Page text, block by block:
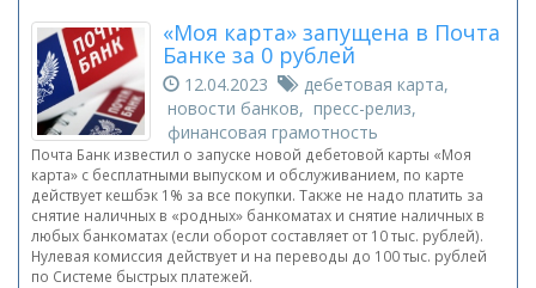
«Моя карта» запущена в Почта
Банке за 0 рублей
12.04.2023
дебетовая карта,
новости банков, пресс-релиз,
финансовая грамотность
Почта Банк известил о запуске новой дебетовой карты «Моя
карта» с бесплатными выпуском и обслуживанием, по карте
действует кешбэк 1% за все покупки. Также не надо платить за
снятие наличных в «родных» банкоматах и снятие наличных в
любых банкоматах (если оборот составляет от 10 тыс. рублей).
Нулевая комиссия действует и на переводы до 100 тыс. рублей
по Системе быстрых платежей.